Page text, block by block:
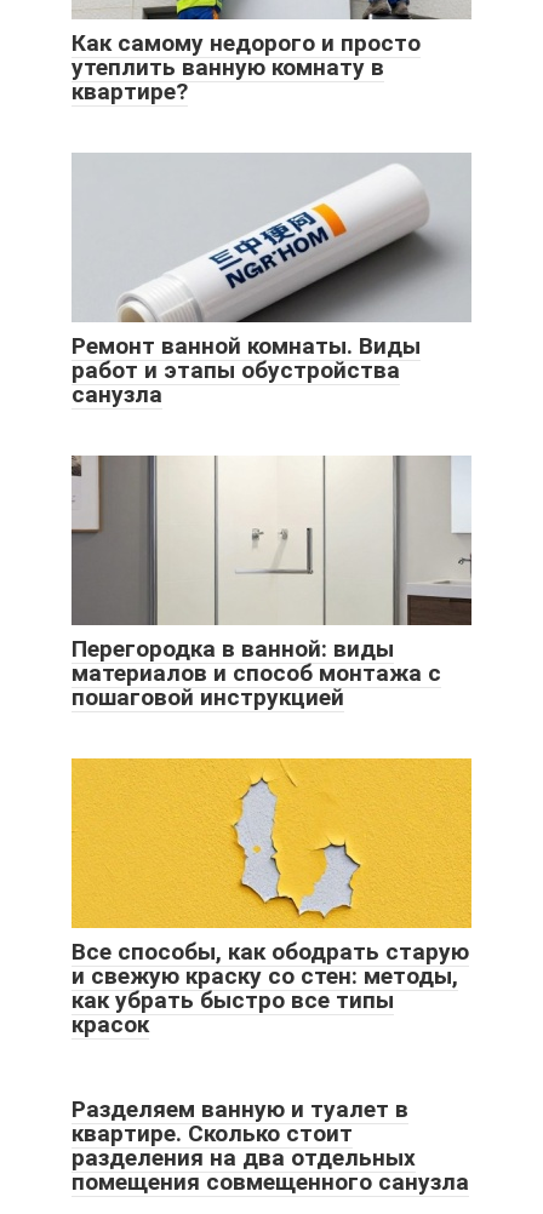
Как самому недорого и просто
утеплить ванную комнату в
квартире?
Ремонт ванной комнаты. Виды
работ и этапы обустройства
санузла
Перегородка в ванной: виды
материалов и способ монтажа с
пошаговой инструкцией
Все способы, как ободрать старую
и свежую краску со стен: методы,
как убрать быстро все типы
красок
Разделяем ванную и туалет в
квартире. Сколько стоит
разделения на два отдельных
помещения совмещенного санузла